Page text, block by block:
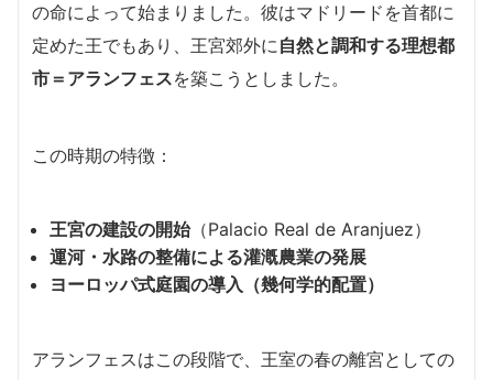
の命によって始まりました。彼はマドリードを首都に
定めた王でもあり、王宮郊外に自然と調和する理想都
市＝アランフェスを築こうとしました。
この時期の特徴：
王宮の建設の開始（Palacio Real de Aranjuez）
運河・水路の整備による灌漑農業の発展
ヨーロッパ式庭園の導入（幾何学的配置）
アランフェスはこの段階で、王室の春の離宮としての